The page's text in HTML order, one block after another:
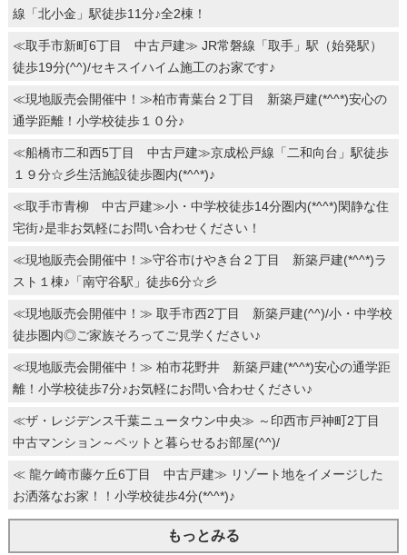
線「北小金」駅徒歩11分♪全2棟！
≪取手市新町6丁目 中古戸建≫ JR常磐線「取手」駅（始発駅）
徒歩19分(^^)/セキスイハイム施工のお家です♪
≪現地販売会開催中！≫柏市青葉台２丁目 新築戸建(*^^*)安心の
通学距離！小学校徒歩１０分♪
≪船橋市二和西5丁目 中古戸建≫京成松戸線「二和向台」駅徒歩
１９分☆彡生活施設徒歩圏内(*^^*)♪
≪取手市青柳 中古戸建≫小・中学校徒歩14分圏内(*^^*)閑静な住
宅街♪是非お気軽にお問い合わせください！
≪現地販売会開催中！≫守谷市けやき台２丁目 新築戸建(*^^*)ラ
スト１棟♪「南守谷駅」徒歩6分☆彡
≪現地販売会開催中！≫ 取手市西2丁目 新築戸建(^^)/小・中学校
徒歩圏内◎ご家族そろってご見学ください♪
≪現地販売会開催中！≫ 柏市花野井 新築戸建(*^^*)安心の通学距
離！小学校徒歩7分♪お気軽にお問い合わせください♪
≪ザ・レジデンス千葉ニュータウン中央≫ ～印西市戸神町2丁目
中古マンション～ペットと暮らせるお部屋(^^)/
≪ 龍ケ崎市藤ケ丘6丁目 中古戸建≫ リゾート地をイメージした
お洒落なお家！！小学校徒歩4分(*^^*)♪
もっとみる